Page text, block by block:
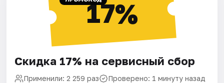
17%
Скидка 17% на сервисный сбор
Применили: 2 259 раз Проверено: 1 минуту назад